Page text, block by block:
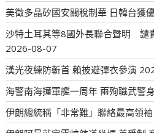
美徵多晶矽國安關稅制華 日韓台獲
沙特土耳其等8國外長聯合聲明 譴
2026-08-07
漢光夜練防斬首 賴披避彈衣參演
海警南海撞軍艦一周年 兩殉職武警
伊朗總統稱「非常難」聯絡最高領袖